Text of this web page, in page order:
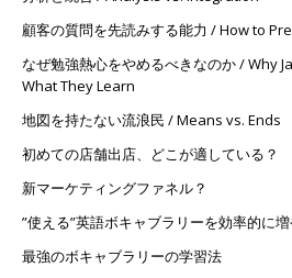
顧客の質問を先読みする能力 / How to
なぜ勉強熱心をやめるべきなのか / Why
What They Learn
地図を持たない流浪民 / Means vs. Ends
初めての店舗出店、どこが適している？
新マーケティングファネル？
”使える”英語ボキャブラリーを効率的に
最強のボキャブラリーの学習法